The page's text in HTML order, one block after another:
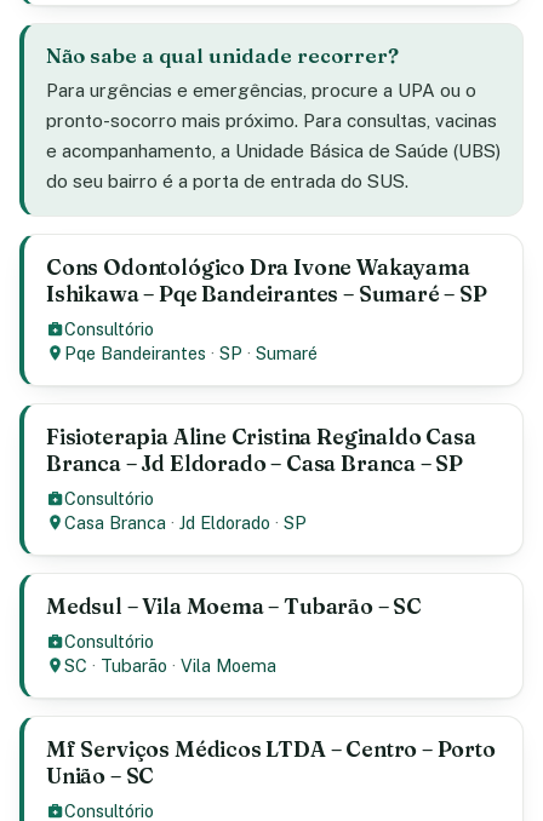
Não sabe a qual unidade recorrer?
Para urgências e emergências, procure a UPA ou o
pronto-socorro mais próximo. Para consultas, vacinas
e acompanhamento, a Unidade Básica de Saúde (UBS)
do seu bairro é a porta de entrada do SUS.
Cons Odontológico Dra Ivone Wakayama
Ishikawa – Pqe Bandeirantes – Sumaré – SP
Consultório
Pqe Bandeirantes ·SP ·Sumaré
Fisioterapia Aline Cristina Reginaldo Casa
Branca – Jd Eldorado – Casa Branca – SP
Consultório
Casa Branca ·Jd Eldorado ·SP
Medsul – Vila Moema – Tubarão – SC
Consultório
SC · Tubarão ·Vila Moema
Mf Serviços Médicos LTDA – Centro – Porto
União – SC
Consultório